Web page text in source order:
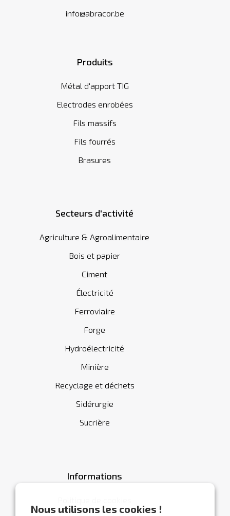
Nous utilisons les cookies !
info@abracor.be
Produits
Métal d'apport TIG
Electrodes enrobées
Fils massifs
Fils fourrés
Brasures
Secteurs d'activité
Agriculture & Agroalimentaire
Bois et papier
Ciment
Électricité
Ferroviaire
Forge
Hydroélectricité
Minière
Recyclage et déchets
Sidérurgie
Sucrière
Informations